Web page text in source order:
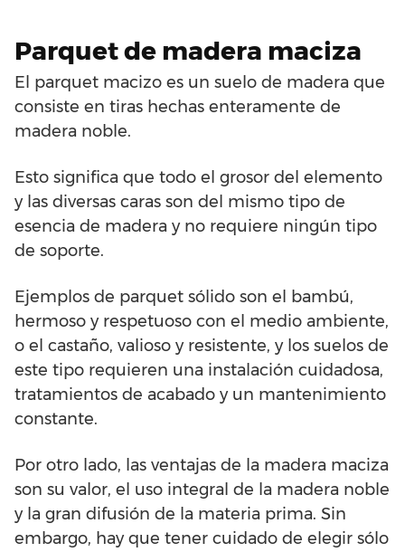
Parquet de madera maciza
El parquet macizo es un suelo de madera que
consiste en tiras hechas enteramente de
madera noble.
Esto significa que todo el grosor del elemento
y las diversas caras son del mismo tipo de
esencia de madera y no requiere ningún tipo
de soporte.
Ejemplos de parquet sólido son el bambú,
hermoso y respetuoso con el medio ambiente,
o el castaño, valioso y resistente, y los suelos de
este tipo requieren una instalación cuidadosa,
tratamientos de acabado y un mantenimiento
constante.
Por otro lado, las ventajas de la madera maciza
son su valor, el uso integral de la madera noble
y la gran difusión de la materia prima. Sin
embargo, hay que tener cuidado de elegir sólo